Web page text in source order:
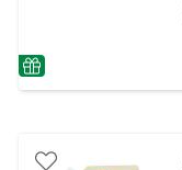
patarimas